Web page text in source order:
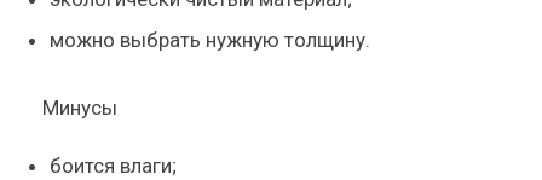
можно выбрать нужную толщину.
Минусы
боится влаги;